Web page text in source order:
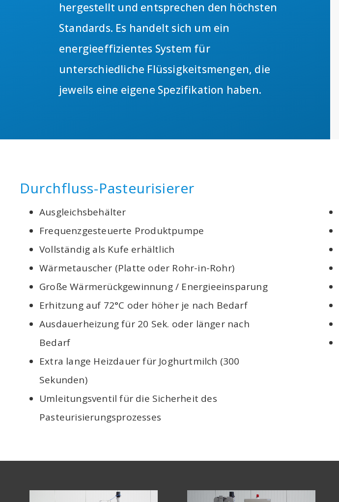
hergestellt und entsprechen den höchsten
Standards. Es handelt sich um ein
energieeffizientes System für
unterschiedliche Flüssigkeitsmengen, die
jeweils eine eigene Spezifikation haben.
Durchfluss-Pasteurisierer
Ausgleichsbehälter
Frequenzgesteuerte Produktpumpe
Vollständig als Kufe erhältlich
Wärmetauscher (Platte oder Rohr-in-Rohr)
Große Wärmerückgewinnung / Energieeinsparung
Erhitzung auf 72°C oder höher je nach Bedarf
Ausdauerheizung für 20 Sek. oder länger nach
Bedarf
Extra lange Heizdauer für Joghurtmilch (300
Sekunden)
Umleitungsventil für die Sicherheit des
Pasteurisierungsprozesses